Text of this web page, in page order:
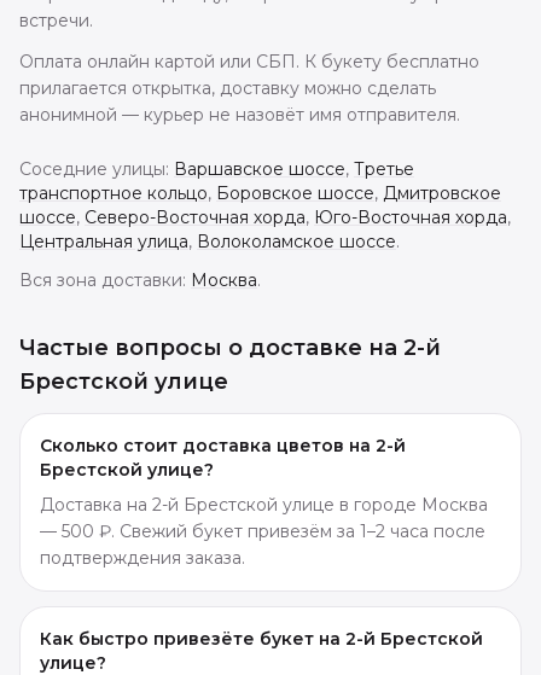
встречи.
Оплата онлайн картой или СБП. К букету бесплатно
прилагается открытка, доставку можно сделать
анонимной — курьер не назовёт имя отправителя.
Соседние улицы: Варшавское шоссе, Третье
транспортное кольцо, Боровское шоссе, Дмитровское
шоссе, Северо-Восточная хорда, Юго-Восточная хорда,
Центральная улица, Волоколамское шоссе.
Вся зона доставки: Москва.
Частые вопросы о доставке на 2-й
Брестской улице
Сколько стоит доставка цветов на 2-й
Брестской улице?
Доставка на 2-й Брестской улице в городе Москва
— 500 ₽. Свежий букет привезём за 1–2 часа после
подтверждения заказа.
Как быстро привезёте букет на 2-й Брестской
улице?